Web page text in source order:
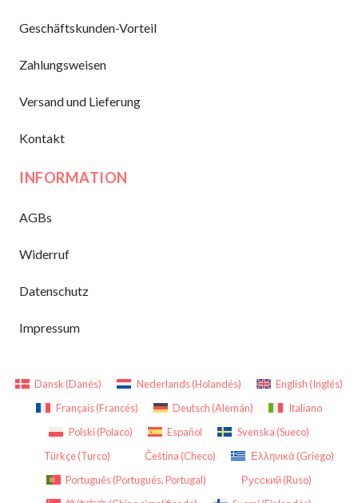
Geschäftskunden-Vorteil
Zahlungsweisen
Versand und Lieferung
Kontakt
INFORMATION
AGBs
Widerruf
Datenschutz
Impressum
Dansk (Danés) Nederlands(Holandés) English (Inglés)
Français(Francés) Deutsch (Alemán)
Italiano
Polski(Polaco) Español Svenska (Sueco)
Türkçe(Turco) Čeština (Checo) Ελληνικά (Griego)
Português(Portugués, Portugal) Русский(Ruso)